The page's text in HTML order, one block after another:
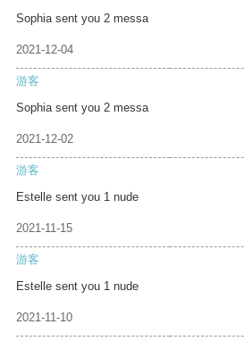
Sophia sent you 2 messa
2021-12-04
游客
Sophia sent you 2 messa
2021-12-02
游客
Estelle sent you 1 nude
2021-11-15
游客
Estelle sent you 1 nude
2021-11-10